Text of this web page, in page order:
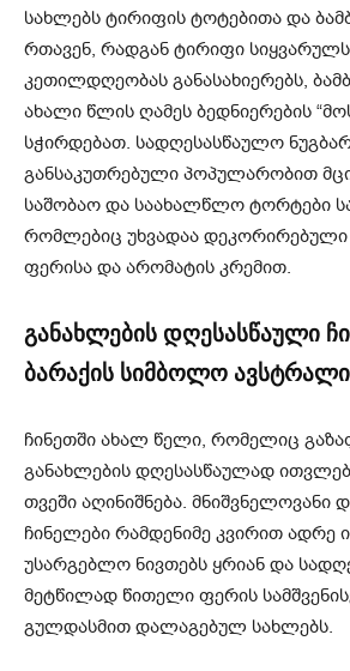
სახლებს ტირიფის ტოტებითა და
რთავენ, რადგან ტირიფი
კეთილდღეობას განასახიერებს,
ახალი წლის ღამეს ბედნიერების
სჭირდებათ. სადღესასწაულო
განსაკუთრებული პოპულარობით
საშობაო და საახალწლო ტორტები
რომლებიც უხვადაა დეკორირებული
ფერისა და არომატის კრემით.
განახლების დღესასწაული
ბარაქის სიმბოლო
ჩინეთში ახალ წელი, რომელიც
განახლების დღესასწაულად
თვეში აღინიშნება. მნიშვნელოვანი
ჩინელები რამდენიმე კვირით ადრე
უსარგებლო ნივთებს ყრიან და
მეტწილად წითელი ფერის
გულდასმით დალაგებულ სახლებს.